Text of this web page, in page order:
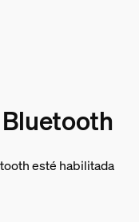
esté habilitada